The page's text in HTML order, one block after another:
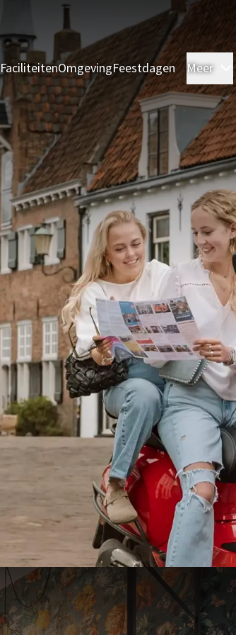
FaciliteitenOmgevingFeestdagen Meer